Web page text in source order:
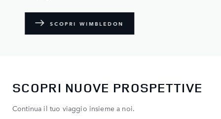
SCOPRI WIMBLEDON
SCOPRI NUOVE PROSPETTIVE
Continua il tuo viaggio insieme a noi.